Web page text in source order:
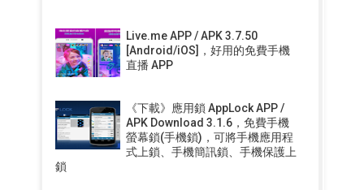
Live.me APP / APK 3.7.50
[Android/iOS]，好用的免費手機
直播 APP
《下載》應用鎖 AppLock APP /
APK Download 3.1.6，免費手機
螢幕鎖(手機鎖)，可將手機應用程
式上鎖、手機簡訊鎖、手機保護上
鎖